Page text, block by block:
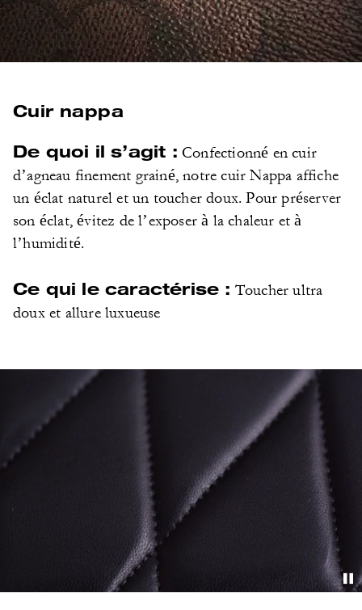
Cuir nappa
De quoi il s’agit : Confectionné en cuir
d’agneau finement grainé, notre cuir Nappa affiche
un éclat naturel et un toucher doux. Pour préserver
son éclat, évitez de l’exposer à la chaleur et à
l’humidité.
Ce qui le caractérise : Toucher ultra
doux et allure luxueuse